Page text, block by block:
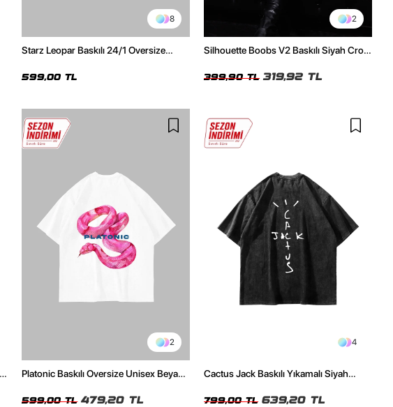
8
Starz Leopar Baskılı 24/1 Oversize
599,00 TL
2
Silhouette Boobs V2 Baskılı Siyah Crop
399,90 TL 319,92 TL
2
Platonic Baskılı Oversize Unisex Beyaz
599,00 TL 479,20 TL
4
Cactus Jack Baskılı Yıkamalı Siyah
799,00 TL 639,20 TL